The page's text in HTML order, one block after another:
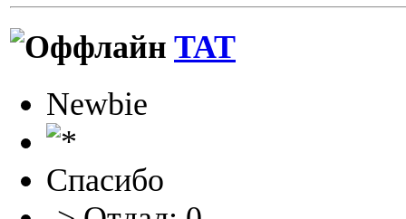
TAT
Newbie
Спасибо